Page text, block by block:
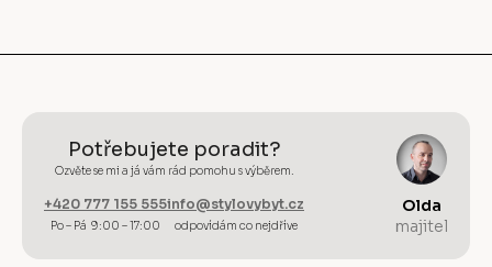
Potřebujete poradit?
Ozvěte se mi a já vám rád pomohu s výběrem.
+420 777 155 555
Po – Pá 9:00 – 17:00
info@stylovybyt.cz
odpovídám co nejdříve
Olda
majitel